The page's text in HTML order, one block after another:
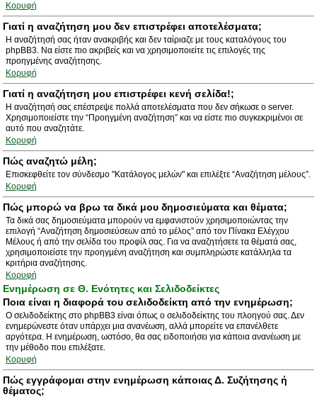
Κορυφή
Γιατί η αναζήτηση μου δεν επιστρέφει αποτελέσματα;
Η αναζήτησή σας ήταν ανακριβής και δεν ταίριαζε με τους καταλόγους του
phpBB3. Να είστε πιο ακριβείς και να χρησιμοποιείτε τις επιλογές της
προηγμένης αναζήτησης.
Κορυφή
Γιατί η αναζήτηση μου επιστρέφει κενή σελίδα!;
Η αναζήτησή σας επέστρεψε πολλά αποτελέσματα που δεν σήκωσε ο server.
Χρησιμοποιείστε την “Προηγμένη αναζήτηση” και να είστε πιο συγκεκριμένοι σε
αυτό που αναζητάτε.
Κορυφή
Πώς αναζητώ μέλη;
Επισκεφθείτε τον σύνδεσμο "Κατάλογος μελών" και επιλέξτε “Αναζήτηση μέλους”.
Κορυφή
Πώς μπορώ να βρω τα δικά μου δημοσιεύματα και θέματα;
Τα δικά σας δημοσιεύματα μπορούν να εμφανιστούν χρησιμοποιώντας την
επιλογή “Αναζήτηση δημοσιεύσεων από το μέλος” από τον Πίνακα Ελέγχου
Μέλους ή από την σελίδα του προφίλ σας. Για να αναζητήσετε τα θέματά σας,
χρησιμοποιείστε την προηγμένη αναζήτηση και συμπληρώστε κατάλληλα τα
κριτήρια αναζήτησης.
Κορυφή
Ενημέρωση σε Θ. Ενότητες και Σελιδοδείκτες
Ποια είναι η διαφορά του σελιδοδείκτη από την ενημέρωση;
Ο σελιδοδείκτης στο phpBB3 είναι όπως ο σελιδοδείκτης του πλοηγού σας. Δεν
ενημερώνεστε όταν υπάρχει μια ανανέωση, αλλά μπορείτε να επανέλθετε
αργότερα. Η ενημέρωση, ωστόσο, θα σας ειδοποιήσει για κάποια ανανέωση με
την μέθοδο που επιλέξατε.
Κορυφή
Πώς εγγράφομαι στην ενημέρωση κάποιας Δ. Συζήτησης ή
θέματος;